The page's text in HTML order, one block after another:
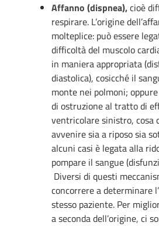
Affanno (dispnea),cioè
respirare. L’origine
molteplice: può essere
difficoltà del muscolo
in maniera appropriata
diastolica), cosicché il
monte nei polmoni;
di ostruzione al tratto di
ventricolare sinistro, cosa
avvenire sia a riposo sia
alcuni casi è legata alla
pompare il sangue
Diversi di questi
concorrere a determinare
stesso paziente. Per
a seconda dell’origine, ci